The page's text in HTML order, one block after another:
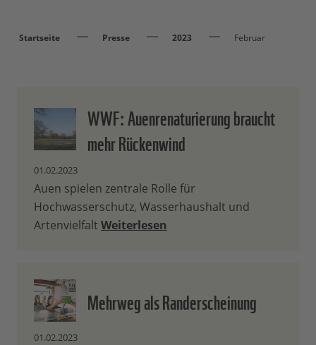
Startseite Presse 2023 Februar
WWF: Auenrenaturierung braucht
mehr Rückenwind
01.02.2023
Auen spielen zentrale Rolle für
Hochwasserschutz, Wasserhaushalt und
Artenvielfalt Weiterlesen
Mehrweg als Randerscheinung
01.02.2023